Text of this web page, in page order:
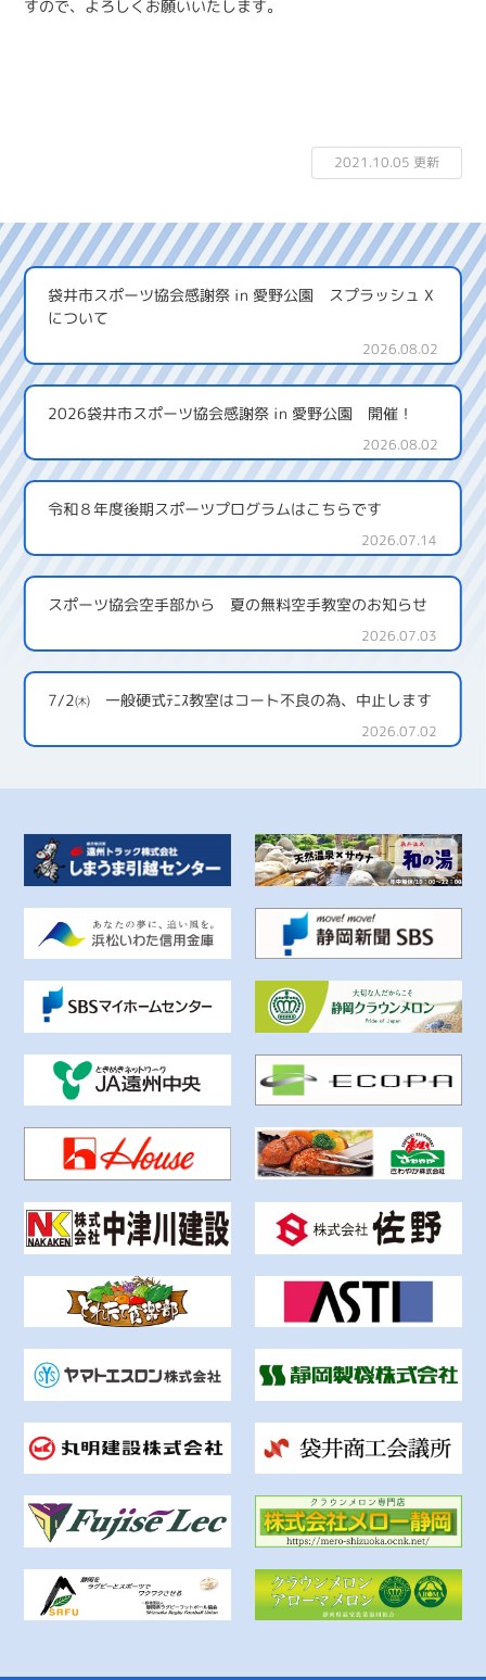
すので、よろしくお願いいたします。
2021.10.05 更新
袋井市スポーツ協会感謝祭 in 愛野公園 スプラッシュ X
について
2026.08.02
2026袋井市スポーツ協会感謝祭 in 愛野公園 開催！
2026.08.02
令和８年度後期スポーツプログラムはこちらです
2026.07.14
スポーツ協会空手部から 夏の無料空手教室のお知らせ
2026.07.03
7/2㈭ 一般硬式ﾃﾆｽ教室はコート不良の為、中止します
2026.07.02